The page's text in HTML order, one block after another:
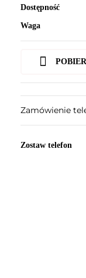
Dostępność
Waga
Zamówienie
Zostaw telefon